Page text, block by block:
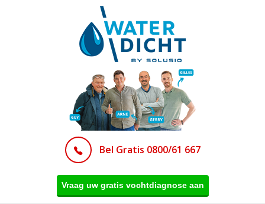
Bel Gratis 0800/61 667
Vraag uw gratis vochtdiagnose aan